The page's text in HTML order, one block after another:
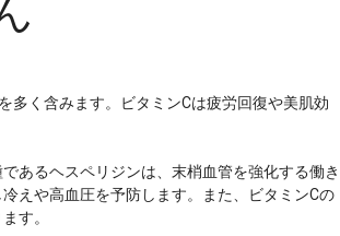
多く含みます。ビタミンCは疲労回復や美肌効
あるヘスペリジンは、末梢血管を強化する働き
えや高血圧を予防します。また、ビタミンCの
す。